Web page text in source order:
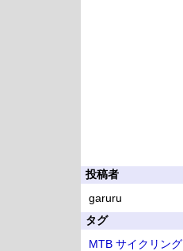
投稿者
garuru
タグ
MTB サイクリング